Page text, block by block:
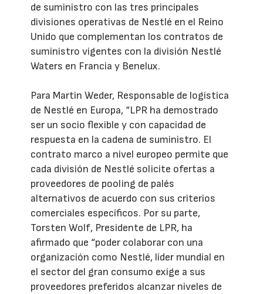
de suministro con las tres principales
divisiones operativas de Nestlé en el Reino
Unido que complementan los contratos de
suministro vigentes con la división Nestlé
Waters en Francia y Benelux.
Para Martin Weder, Responsable de logística
de Nestlé en Europa, “LPR ha demostrado
ser un socio flexible y con capacidad de
respuesta en la cadena de suministro. El
contrato marco a nivel europeo permite que
cada división de Nestlé solicite ofertas a
proveedores de pooling de palés
alternativos de acuerdo con sus criterios
comerciales específicos. Por su parte,
Torsten Wolf, Presidente de LPR, ha
afirmado que “poder colaborar con una
organización como Nestlé, líder mundial en
el sector del gran consumo exige a sus
proveedores preferidos alcanzar niveles de